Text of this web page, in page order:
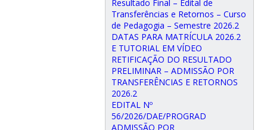
Resultado Final – Edital de
Transferências e Retornos – Curso
de Pedagogia – Semestre 2026.2
DATAS PARA MATRÍCULA 2026.2
E TUTORIAL EM VÍDEO
RETIFICAÇÃO DO RESULTADO
PRELIMINAR – ADMISSÃO POR
TRANSFERÊNCIAS E RETORNOS
2026.2
EDITAL Nº
56/2026/DAE/PROGRAD
ADMISSÃO POR